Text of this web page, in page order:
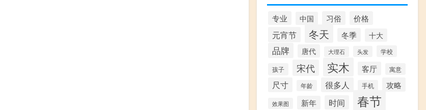
专业 中国 习俗 价格
元宵节 冬天 冬季 十大
品牌 唐代 大理石 头发 学校
孩子 宋代 实木 客厅 寓意
尺寸 年龄 很多人 手机 攻略
效果图 新年 时间 春节